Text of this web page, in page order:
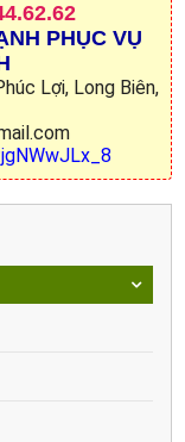
PHỤC VỤ
Lợi, Long Biên,